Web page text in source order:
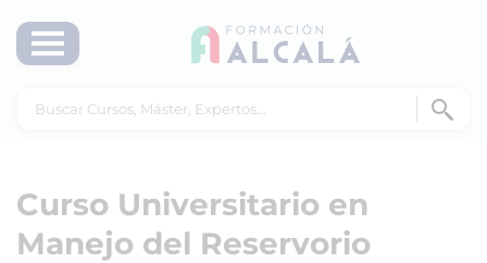
Curso Universitario en
Manejo del Reservorio